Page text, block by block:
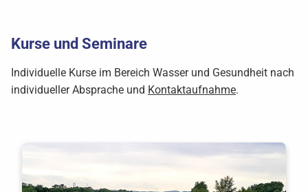
Kurse und Seminare
Individuelle Kurse im Bereich Wasser und Gesundheit nach
individueller Absprache und Kontaktaufnahme.